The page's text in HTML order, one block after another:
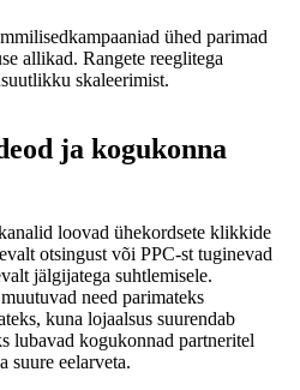
ühed parimad
allikad. Rangete reeglitega
skaleerimist.
ja kogukonna
loovad ühekordsete klikkide
otsingust või PPC-st tuginevad
jälgijatega suhtlemisele.
need parimateks
kuna lojaalsus suurendab
lubavad kogukonnad partneritel
suure eelarveta.